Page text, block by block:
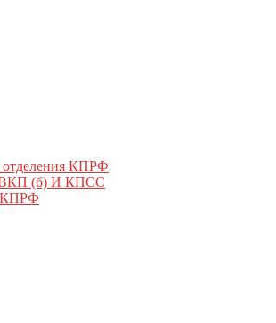
отделения КПРФ
ВКП (б) И КПСС
КПРФ